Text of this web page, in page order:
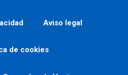
Aviso legal
de cookies